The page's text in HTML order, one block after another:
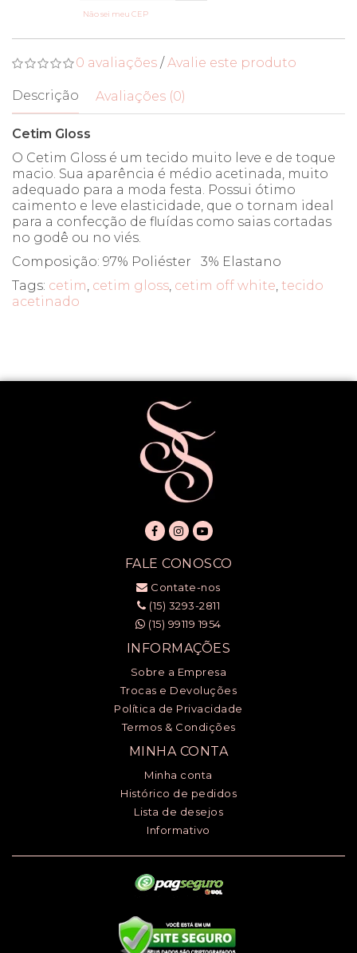
Não sei meu CEP
0 avaliações /Avalie este produto
Descrição Avaliações (0)
Cetim Gloss
O Cetim Gloss é um tecido muito leve e de toque
macio. Sua aparência é médio acetinada, muito
adequado para a moda festa. Possui ótimo
caimento e leve elasticidade, que o tornam ideal
para a confecção de fluídas como saias cortadas
no godê ou no viés.
Composição: 97% Poliéster 3% Elastano
Tags: cetim, cetim gloss, cetim off white, tecido
acetinado
FALE CONOSCO
Contate-nos
(15) 3293-2811
(15) 99119 1954
INFORMAÇÕES
Sobre a Empresa
Trocas e Devoluções
Política de Privacidade
Termos & Condições
MINHA CONTA
Minha conta
Histórico de pedidos
Lista de desejos
Informativo